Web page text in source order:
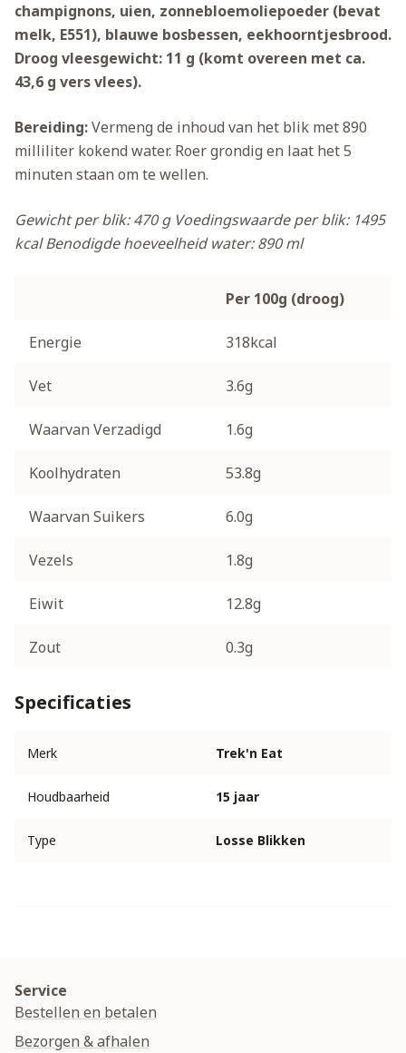
champignons, uien, zonnebloemoliepoeder (bevat
melk, E551), blauwe bosbessen, eekhoorntjesbrood.
Droog vleesgewicht: 11 g (komt overeen met ca.
43,6 g vers vlees).
Bereiding:Vermeng de inhoud van het blik met 890
milliliter kokend water. Roer grondig en laat het 5
minuten staan om te wellen.
Gewicht per blik: 470 gVoedingswaarde per blik: 1495
kcalBenodigde hoeveelheid water: 890 ml
Per 100g (droog)
Energie 318kcal
Vet 3.6g
Waarvan Verzadigd 1.6g
Koolhydraten 53.8g
Waarvan Suikers 6.0g
Vezels 1.8g
Eiwit 12.8g
Zout 0.3g
Specificaties
Merk Trek'n Eat
Houdbaarheid 15 jaar
Type Losse Blikken
Service
Bestellen en betalen
Bezorgen & afhalen